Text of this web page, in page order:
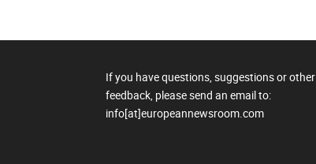
If you have questions, suggestions or other
feedback, please send an email to:
info[at]europeannewsroom.com